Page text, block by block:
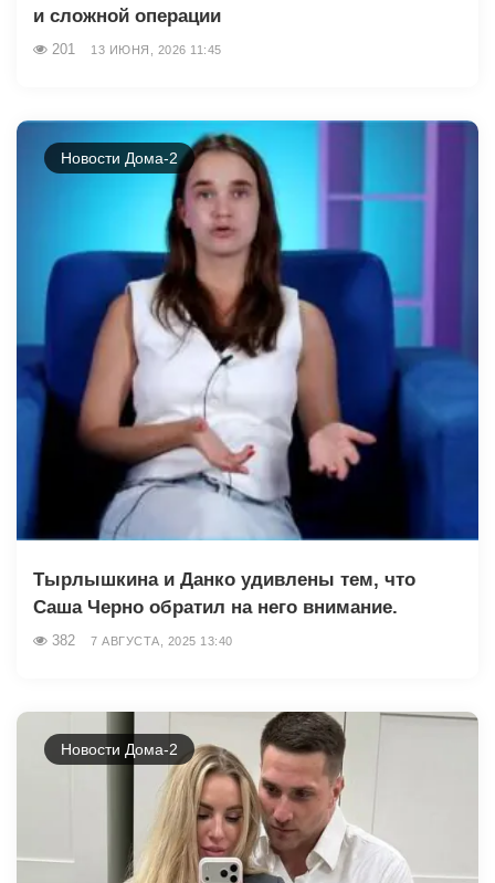
и сложной операции
201 13 ИЮНЯ, 2026 11:45
Новости Дома-2
Тырлышкина и Данко удивлены тем, что
Саша Черно обратил на него внимание.
382 7 АВГУСТА, 2025 13:40
Новости Дома-2